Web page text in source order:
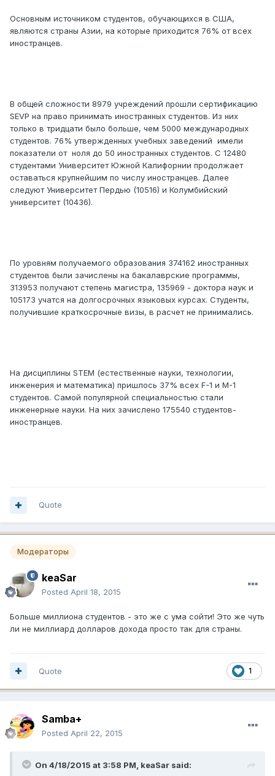
Основным источником студентов, обучающихся в США,
являются страны Азии, на которые приходится 76% от всех
иностранцев.
В общей сложности 8979 учреждений прошли сертификацию
SEVP на право принимать иностранных студентов. Из них
только в тридцати было больше, чем 5000 международных
студентов. 76% утвержденных учебных заведений имели
показатели от ноля до 50 иностранных студентов. С 12480
студентами Университет Южной Калифорнии продолжает
оставаться крупнейшим по числу иностранцев. Далее
следуют Университет Пердью (10516) и Колумбийский
университет (10436).
По уровням получаемого образования 374162 иностранных
студентов были зачислены на бакалаврские программы,
313953 получают степень магистра, 135969 - доктора наук и
105173 учатся на долгосрочных языковых курсах. Студенты,
получившие краткосрочные визы, в расчет не принимались.
На дисциплины STEM (естественные науки, технологии,
инженерия и математика) пришлось 37% всех F-1 и М-1
студентов. Самой популярной специальностью стали
инженерные науки. На них зачислено 175540 студентов-
иностранцев.
Quote
Модераторы
keaSar
Posted April 18, 2015
Больше миллиона студентов - это же с ума сойти! Это же чуть
ли не миллиард долларов дохода просто так для страны.
1
Quote
Samba+
Posted April 22, 2015
On 4/18/2015 at 3:58 PM, keaSar said: